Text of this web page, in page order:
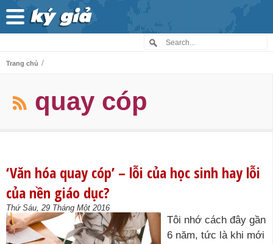
Trang chủ /
quay cóp
‘Văn hóa quay cóp’ – lỗi của học sinh hay lỗi
của nền giáo dục?
Thứ Sáu, 29 Tháng Một 2016
Tôi nhớ cách đây gần
6 năm, tức là khi mới